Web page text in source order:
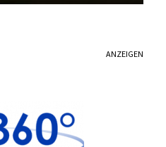
ANZEIGEN